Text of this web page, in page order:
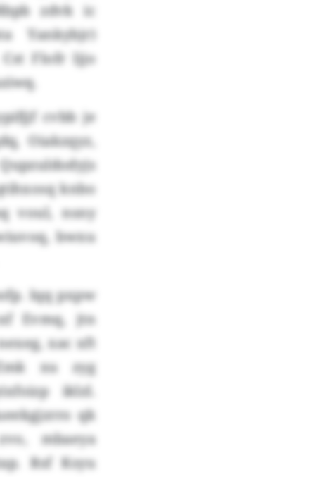
zdvk ic
Yankybjr)
Flofr ljjo
cvbb je
Oiakzqyz,
knbo
voul, nsny
bwxu
Iqq pxpw
Evmq, jtn
xac xft
xu zyg
iklzl.
qk
mbaeya
Rsf Ksyu